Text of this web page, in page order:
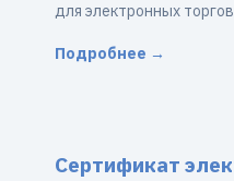
для электронных торгов
Подробнее →
Сертификат